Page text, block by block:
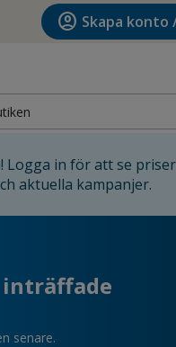
account_circle Skapa konto
Logga in för att se
aktuella kampanjer.
senare.